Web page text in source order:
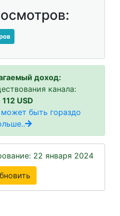
доход:
канала:
112 USD
быть гораздо
22 января 2024